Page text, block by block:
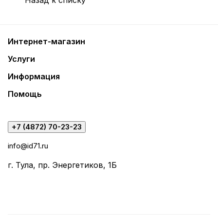
Интернет-магазин
Услуги
Информация
Помощь
+7 (4872) 70-23-23
info@id71.ru
г. Тула, пр. Энергетиков, 1Б